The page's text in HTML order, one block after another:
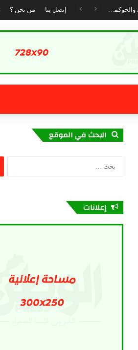
جمعية “الشباب الرائد” تستعرض تجربة الداخلة في التنمية المستدامة خلال لقاء حول العمل المناخي والحوكمة البيئية بكوتونو : إتصل بنا من نحن ؟
البحث في الموقع
إعلانات